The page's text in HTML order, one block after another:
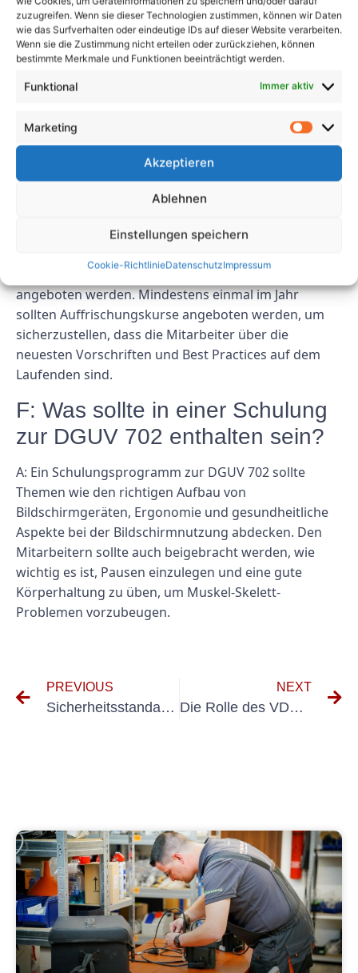
zuzugreifen. Wenn sie dieser Technologien zustimmen, können wir Daten
wie das Surfverhalten oder eindeutige IDs auf dieser Website verarbeiten.
Wenn sie die Zustimmung nicht erteilen oder zurückziehen, können
bestimmte Merkmale und Funktionen beeinträchtigt werden.
Funktional Immer aktiv
Marketing
Akzeptieren
Ablehnen
Einstellungen speichern
Cookie-RichtlinieDatenschutzImpressum
Bedürfnisse Ihres Unternehmens zuschneiden,
können Sie dazu beitragen, dass Ihre Mitarbeiter gut
gerüstet sind, um Gefahren zu erkennen und zu
mindern, Bildschirmgeräte ordnungsgemäß zu
verwenden und einen sicheren und gesunden
FAQs
F: Wie oft sollten Mitarbeiter zur
A: Den Mitarbeitern sollten regelmäßig Schulungen
angeboten werden. Mindestens einmal im Jahr
sollten Auffrischungskurse angeboten werden, um
sicherzustellen, dass die Mitarbeiter über die
neuesten Vorschriften und Best Practices auf dem
Laufenden sind.
F: Was sollte in einer Schulung
zur DGUV 702 enthalten sein?
A: Ein Schulungsprogramm zur DGUV 702 sollte
Themen wie den richtigen Aufbau von
Bildschirmgeräten, Ergonomie und gesundheitliche
Aspekte bei der Bildschirmnutzung abdecken. Den
Mitarbeitern sollte auch beigebracht werden, wie
wichtig es ist, Pausen einzulegen und eine gute
Körperhaltung zu üben, um Muskel-Skelett-
Problemen vorzubeugen.
PREVIOUS
Sicherheitsstandards erfüllen: Ein genauerer Blick auf DGUV Vorschrift 3 und DIN VDE 0100 Teil 600
NEXT
Die Rolle des VDE bei der Gewährleistung von Qualität und Sicherheit elektrischer Produkte